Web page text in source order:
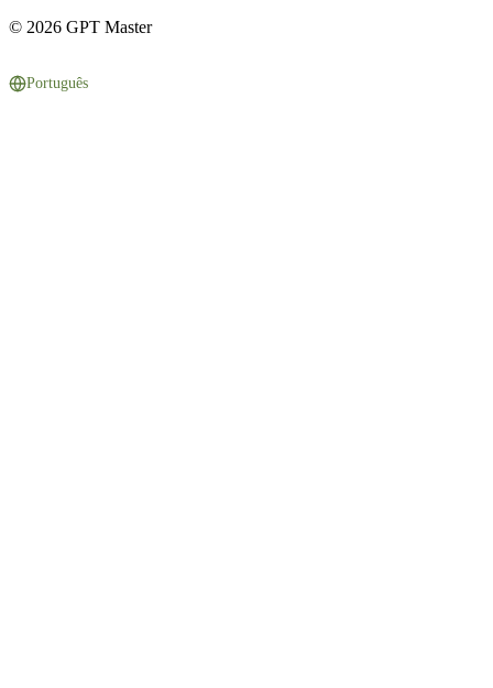
© 2026 GPT Master
Português